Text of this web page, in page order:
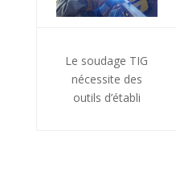
Le soudage TIG
nécessite des
outils d’établi